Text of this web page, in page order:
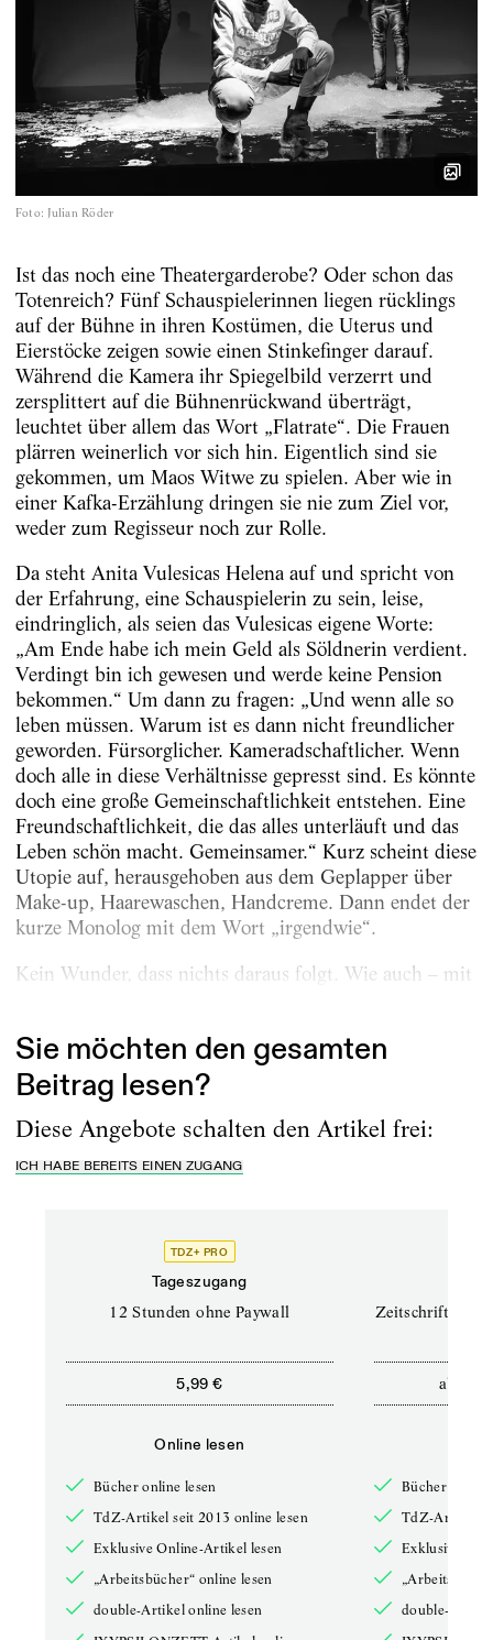
Foto: Julian Röder
Ist das noch eine Theatergarderobe? Oder schon das
Totenreich? Fünf Schauspielerinnen liegen rücklings
auf der Bühne in ihren Kostümen, die Uterus und
Eierstöcke zeigen sowie einen Stinkefinger darauf.
Während die Kamera ihr Spiegelbild verzerrt und
zersplittert auf die Bühnenrückwand überträgt,
leuchtet über allem das Wort „Flatrate“. Die Frauen
plärren weinerlich vor sich hin. Eigentlich sind sie
gekommen, um Maos Witwe zu spielen. Aber wie in
einer Kafka-Erzählung dringen sie nie zum Ziel vor,
weder zum Regisseur noch zur Rolle.
Da steht Anita Vulesicas Helena auf und spricht von
der Erfahrung, eine Schauspielerin zu sein, leise,
eindringlich, als seien das Vulesicas eigene Worte:
„Am Ende habe ich mein Geld als Söldnerin verdient.
Verdingt bin ich gewesen und werde keine Pension
bekommen.“ Um dann zu fragen: „Und wenn alle so
leben müssen. Warum ist es dann nicht freundlicher
geworden. Fürsorglicher. Kameradschaftlicher. Wenn
doch alle in diese Verhältnisse gepresst sind. Es könnte
doch eine große Gemeinschaftlichkeit entstehen. Eine
Freundschaftlichkeit, die das alles unterläuft und das
Leben schön macht. Gemeinsamer.“ Kurz scheint diese
Utopie auf, herausgehoben aus dem Geplapper über
Make-up, Haarewaschen, Handcreme. Dann endet der
kurze Monolog mit dem Wort „irgendwie“.
Kein Wunder, dass nichts daraus folgt. Wie auch – mit
Sie möchten den gesamten
Beitrag lesen?
Diese Angebote schalten den Artikel frei:
ICH HABE BEREITS EINEN ZUGANG
TDZ+ PRO
Tageszugang
12 Stunden ohne Paywall
5,99 €
Online lesen
Bücher online lesen
TdZ-Artikel seit 2013 online lesen
Exklusive Online-Artikel lesen
„Arbeitsbücher“ online lesen
double-Artikel online lesen
Zeitschriften
ab
Bücher online
TdZ-Artikel
Exklusive
double-